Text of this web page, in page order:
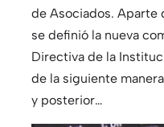
de Asociados. Aparte
se definió la nueva
Directiva de la
de la siguiente
y posterior…